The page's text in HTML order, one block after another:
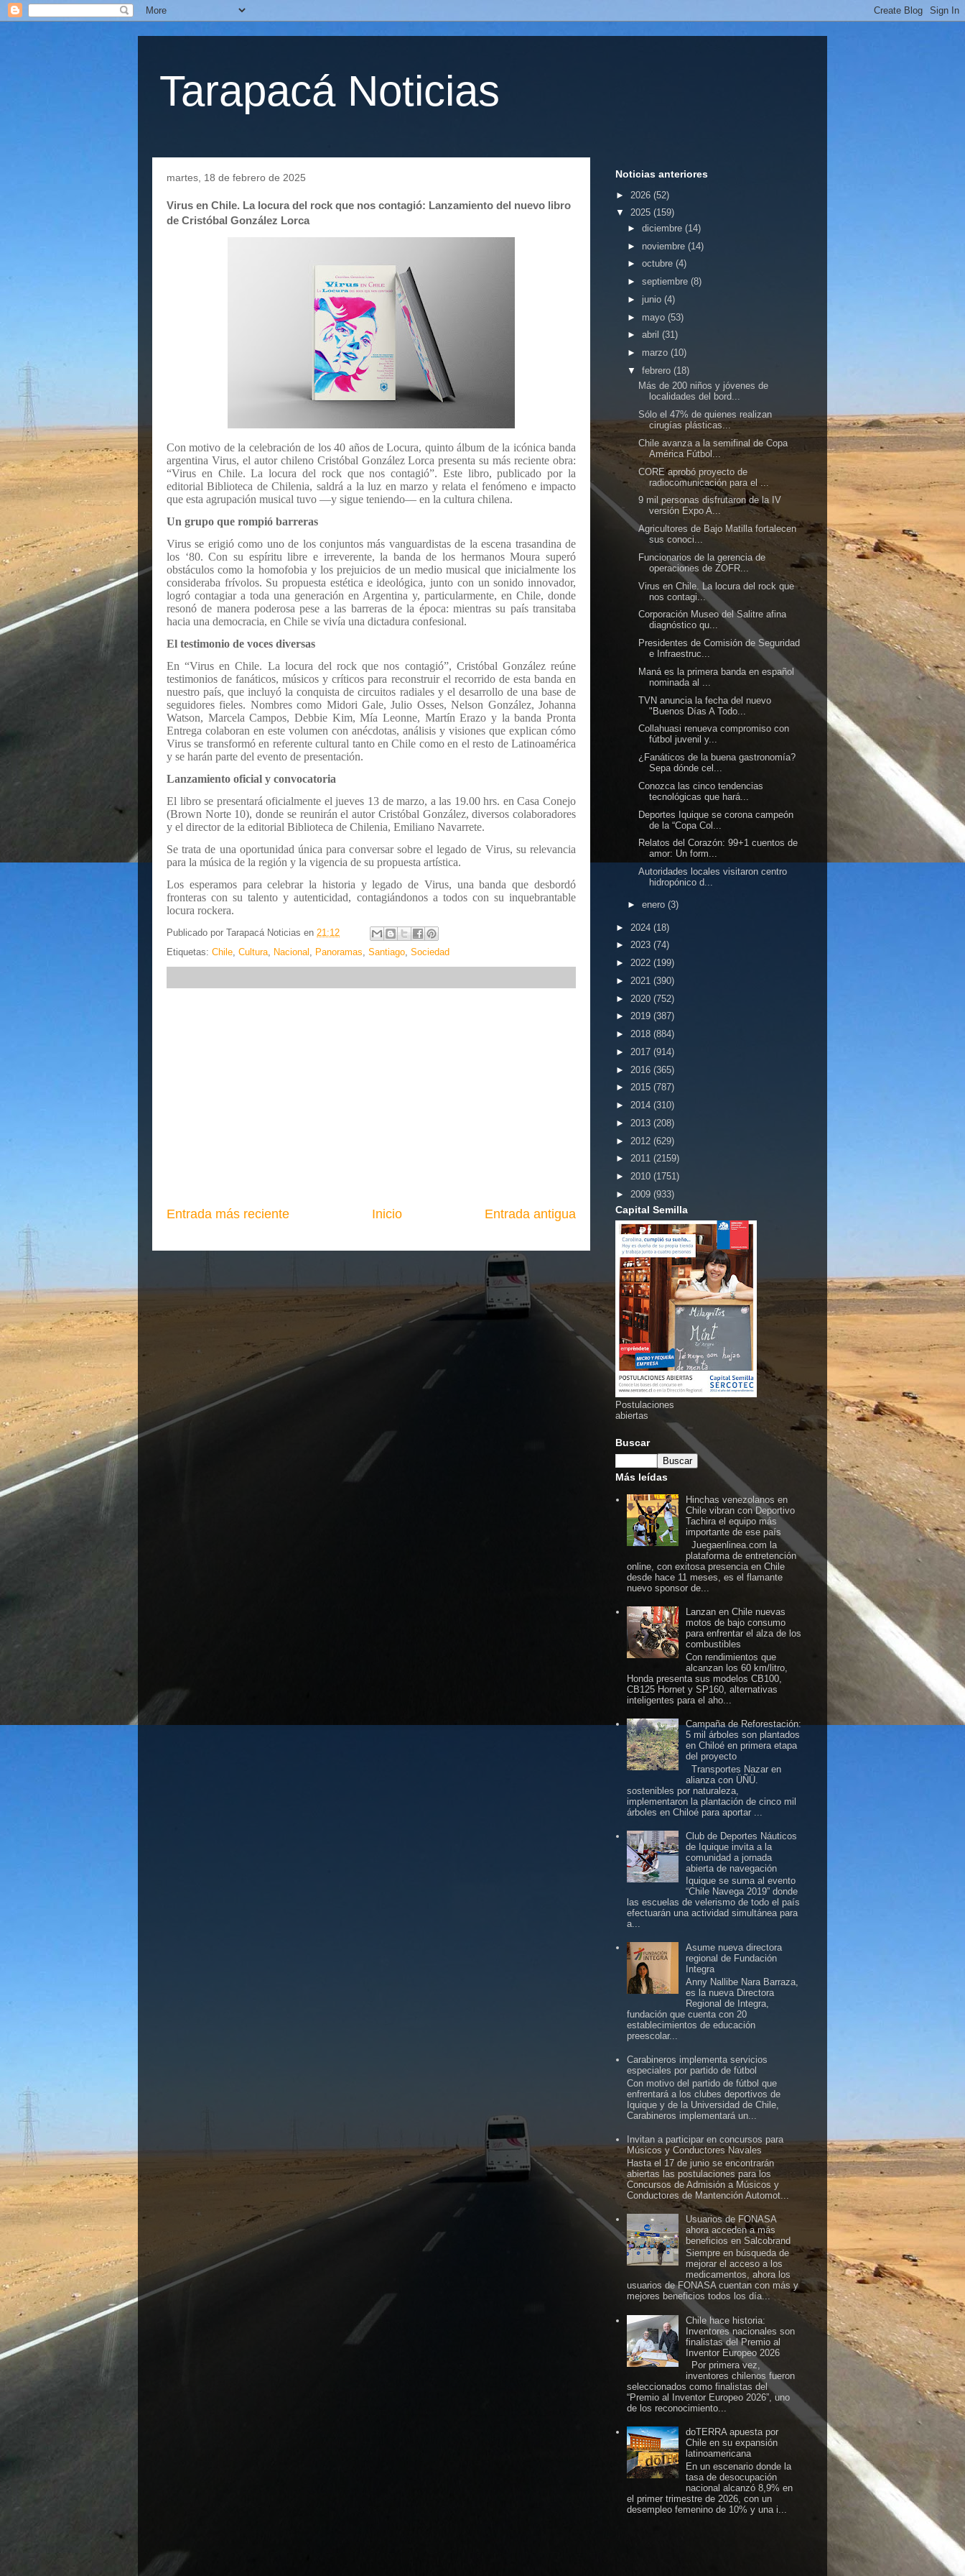
Tarapacá Noticias
martes, 18 de febrero de 2025
Virus en Chile. La locura del rock que nos contagió: Lanzamiento del nuevo libro
de Cristóbal González Lorca
Con motivo de la celebración de los 40 años de Locura, quinto álbum de la icónica banda
argentina Virus, el autor chileno Cristóbal González Lorca presenta su más reciente obra:
“Virus en Chile. La locura del rock que nos contagió”. Este libro, publicado por la
editorial Biblioteca de Chilenia, saldrá a la luz en marzo y relata el fenómeno e impacto
que esta agrupación musical tuvo —y sigue teniendo— en la cultura chilena.
Un grupo que rompió barreras
Virus se erigió como uno de los conjuntos más vanguardistas de la escena trasandina de
los ‘80. Con su espíritu libre e irreverente, la banda de los hermanos Moura superó
obstáculos como la homofobia y los prejuicios de un medio musical que inicialmente los
consideraba frívolos. Su propuesta estética e ideológica, junto con un sonido innovador,
logró contagiar a toda una generación en Argentina y, particularmente, en Chile, donde
resonó de manera poderosa pese a las barreras de la época: mientras su país transitaba
hacia una democracia, en Chile se vivía una dictadura confesional.
El testimonio de voces diversas
En “Virus en Chile. La locura del rock que nos contagió”, Cristóbal González reúne
testimonios de fanáticos, músicos y críticos para reconstruir el recorrido de esta banda en
nuestro país, que incluyó la conquista de circuitos radiales y el desarrollo de una base de
seguidores fieles. Nombres como Midori Gale, Julio Osses, Nelson González, Johanna
Watson, Marcela Campos, Debbie Kim, Mía Leonne, Martín Erazo y la banda Pronta
Entrega colaboran en este volumen con anécdotas, análisis y visiones que explican cómo
Virus se transformó en referente cultural tanto en Chile como en el resto de Latinoamérica
y se harán parte del evento de presentación.
Lanzamiento oficial y convocatoria
El libro se presentará oficialmente el jueves 13 de marzo, a las 19.00 hrs. en Casa Conejo
(Brown Norte 10), donde se reunirán el autor Cristóbal González, diversos colaboradores
y el director de la editorial Biblioteca de Chilenia, Emiliano Navarrete.
Se trata de una oportunidad única para conversar sobre el legado de Virus, su relevancia
para la música de la región y la vigencia de su propuesta artística.
Los esperamos para celebrar la historia y legado de Virus, una banda que desbordó
fronteras con su talento y autenticidad, contagiándonos a todos con su inquebrantable
locura rockera.
Publicado por Tarapacá Noticias en 21:12
Etiquetas: Chile, Cultura, Nacional , Panoramas, Santiago, Sociedad
Entrada más reciente Entrada antigua
Inicio
Noticias anteriores
► 2026 (52)
▼ 2025 (159)
► diciembre (14)
► noviembre (14)
► octubre (4)
► septiembre (8)
► junio (4)
► mayo (53)
► abril (31)
► marzo (10)
▼ febrero (18)
Más de 200 niños y jóvenes de
localidades del bord...
Sólo el 47% de quienes realizan
cirugías plásticas...
Chile avanza a la semifinal de Copa
América Fútbol...
CORE aprobó proyecto de
radiocomunicación para el ...
9 mil personas disfrutaron de la IV
versión Expo A...
Agricultores de Bajo Matilla fortalecen
sus conoci...
Funcionarios de la gerencia de
operaciones de ZOFR...
Virus en Chile. La locura del rock que
nos contagi...
Corporación Museo del Salitre afina
diagnóstico qu...
Presidentes de Comisión de Seguridad
e Infraestruc...
Maná es la primera banda en español
nominada al ...
TVN anuncia la fecha del nuevo
"Buenos Días A Todo...
Collahuasi renueva compromiso con
fútbol juvenil y...
¿Fanáticos de la buena gastronomía?
Sepa dónde cel...
Conozca las cinco tendencias
tecnológicas que hará...
Deportes Iquique se corona campeón
de la “Copa Col...
Relatos del Corazón: 99+1 cuentos de
amor: Un form...
Autoridades locales visitaron centro
hidropónico d...
► enero (3)
► 2024 (18)
► 2023 (74)
► 2022 (199)
► 2021 (390)
► 2020 (752)
► 2019 (387)
► 2018 (884)
► 2017 (914)
► 2016 (365)
► 2015 (787)
► 2014 (310)
► 2013 (208)
► 2012 (629)
► 2011 (2159)
► 2010 (1751)
► 2009 (933)
Capital Semilla
Postulaciones
abiertas
Buscar
Más leídas
Hinchas venezolanos en
Chile vibran con Deportivo
Tachira el equipo más
importante de ese país
Juegaenlinea.com la
plataforma de entretención
online, con exitosa presencia en Chile
desde hace 11 meses, es el flamante
nuevo sponsor de...
Lanzan en Chile nuevas
motos de bajo consumo
para enfrentar el alza de los
combustibles
Con rendimientos que
alcanzan los 60 km/litro,
Honda presenta sus modelos CB100,
CB125 Hornet y SP160, alternativas
inteligentes para el aho...
Campaña de Reforestación:
5 mil árboles son plantados
en Chiloé en primera etapa
del proyecto
Transportes Nazar en
alianza con ÜÑÜ.
sostenibles por naturaleza,
implementaron la plantación de cinco mil
árboles en Chiloé para aportar ...
Club de Deportes Náuticos
de Iquique invita a la
comunidad a jornada
abierta de navegación
Iquique se suma al evento
“Chile Navega 2019” donde
las escuelas de velerismo de todo el país
efectuarán una actividad simultánea para
a...
Asume nueva directora
regional de Fundación
Integra
Anny Nallibe Nara Barraza,
es la nueva Directora
Regional de Integra,
fundación que cuenta con 20
establecimientos de educación
preescolar...
Carabineros implementa servicios
especiales por partido de fútbol
Con motivo del partido de fútbol que
enfrentará a los clubes deportivos de
Iquique y de la Universidad de Chile,
Carabineros implementará un...
Invitan a participar en concursos para
Músicos y Conductores Navales
Hasta el 17 de junio se encontrarán
abiertas las postulaciones para los
Concursos de Admisión a Músicos y
Conductores de Mantención Automot...
Usuarios de FONASA
ahora acceden a más
beneficios en Salcobrand
Siempre en búsqueda de
mejorar el acceso a los
medicamentos, ahora los
usuarios de FONASA cuentan con más y
mejores beneficios todos los día...
Chile hace historia:
Inventores nacionales son
finalistas del Premio al
Inventor Europeo 2026
Por primera vez,
inventores chilenos fueron
seleccionados como finalistas del
“Premio al Inventor Europeo 2026”, uno
de los reconocimiento...
doTERRA apuesta por
Chile en su expansión
latinoamericana
En un escenario donde la
tasa de desocupación
nacional alcanzó 8,9% en
el primer trimestre de 2026, con un
desempleo femenino de 10% y una i...